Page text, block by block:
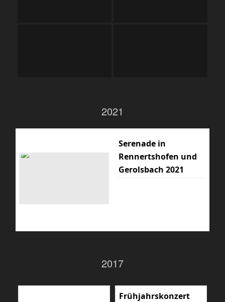
2021
Serenade in
Rennertshofen und
Gerolsbach 2021
2017
Frühjahrskonzert